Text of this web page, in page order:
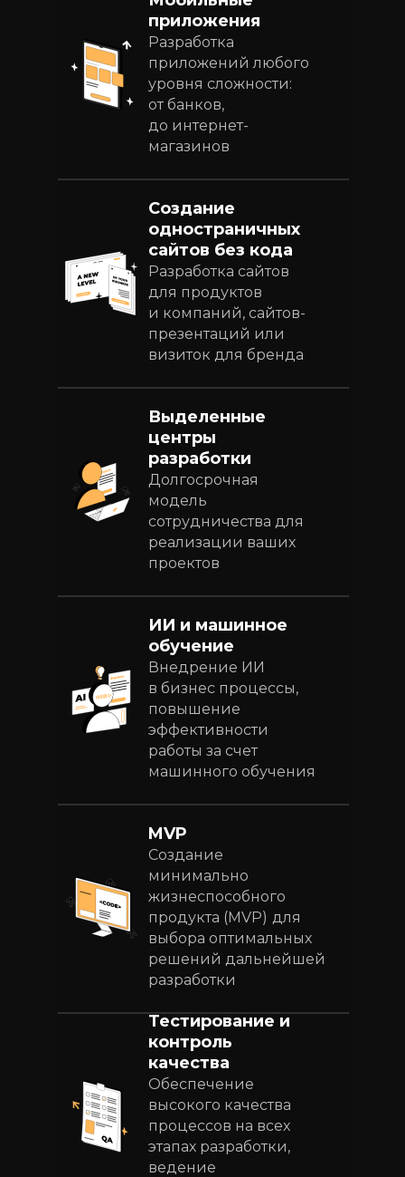
приложения
Разработка
приложений любого
уровня сложности:
от банков,
до интернет-
магазинов
Создание
одностраничных
сайтов без кода
Разработка сайтов
для продуктов
и компаний, сайтов-
презентаций или
визиток для бренда
Выделенные
центры
разработки
Долгосрочная
модель
сотрудничества для
реализации ваших
проектов
ИИ и машинное
обучение
Внедрение ИИ
в бизнес процессы,
повышение
эффективности
работы за счет
машинного обучения
MVP
Создание
минимально
жизнеспособного
продукта (MVP) для
выбора оптимальных
решений дальнейшей
разработки
Тестирование и
контроль
качества
Обеспечение
высокого качества
процессов на всех
этапах разработки,
ведение